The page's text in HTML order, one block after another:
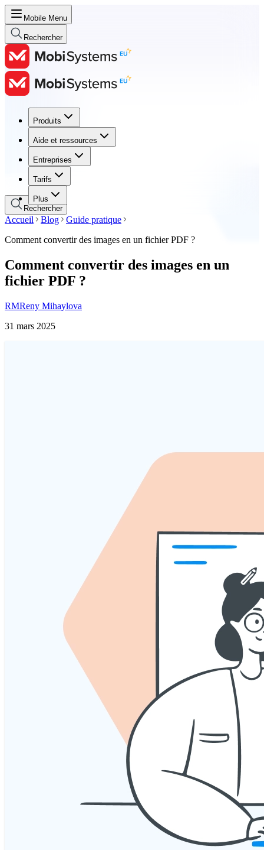
Mobile Menu
Rechercher
Produits
Aide et ressources
Entreprises
Tarifs
Plus
Produits
Aide et ressources
Entreprises
Tarifs
Rechercher
Accueil Blog
Guide pratique
Comment convertir des images en un fichier PDF ?
Comment convertir des images en un
fichier PDF ?
RMReny Mihaylova
31 mars 2025